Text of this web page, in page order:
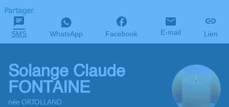
Partager
SMS WhatsApp Facebook E-mail Lien
Solange Claude
FONTAINE
née ORTOLLAND